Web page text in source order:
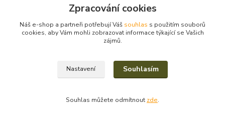
(Po-Pá, 8-15 hod.)
filcshop@seznam.cz
2023/2025© Eva Nevrlá
Zpracování cookies
Náš e-shop a partneři potřebují Váš souhlas s použitím souborů
cookies, aby Vám mohli zobrazovat informace týkající se Vašich
zájmů.
Nastavení Souhlasím
Souhlas můžete odmítnout zde.